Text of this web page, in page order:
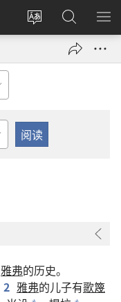
更
登
录
（打
搜
索
JW.ORG
显
雅弗的历史。
2 雅弗的儿子有歌篾